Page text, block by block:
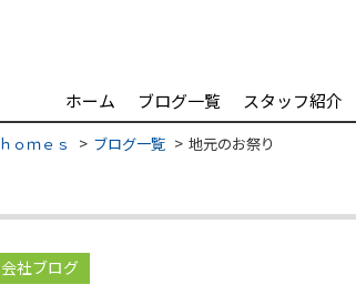
ホーム ブログ一覧 スタッフ紹介
ｏｍｅｓ ブログ一覧 地元のお祭り
会社ブログ